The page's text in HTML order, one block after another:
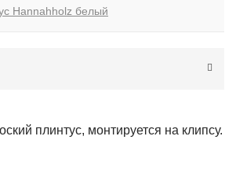
Hannahholz белый
плинтус, монтируется на клипсу.